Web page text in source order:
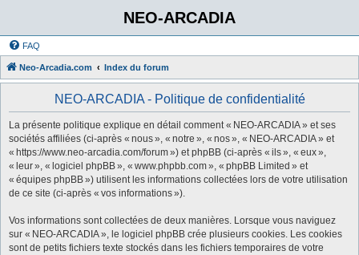
NEO-ARCADIA
FAQ
Neo-Arcadia.com Index du forum
NEO-ARCADIA - Politique de confidentialité
La présente politique explique en détail comment « NEO-ARCADIA » et ses
sociétés affiliées (ci-après « nous », « notre », « nos », « NEO-ARCADIA » et
« https://www.neo-arcadia.com/forum ») et phpBB (ci-après « ils », « eux »,
« leur », « logiciel phpBB », « www.phpbb.com », « phpBB Limited » et
« équipes phpBB ») utilisent les informations collectées lors de votre utilisation
de ce site (ci-après « vos informations »).
Vos informations sont collectées de deux manières. Lorsque vous naviguez
sur « NEO-ARCADIA », le logiciel phpBB crée plusieurs cookies. Les cookies
sont de petits fichiers texte stockés dans les fichiers temporaires de votre